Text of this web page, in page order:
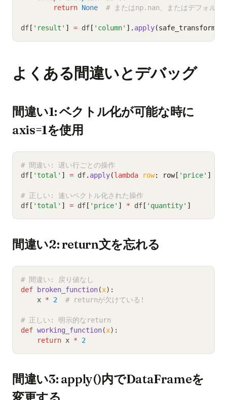
return None # またはnp.nan、またはデフォルト
df [ 'result' ] = df [ 'column' ]. apply(safe_transform)
よくある間違いとデバッグ
間違い1: ベクトル化が可能な時に
axis=1を使用
# 間違い: 遅い行ごとの操作
df [ 'total' ] = df. apply(lambda row: row[ 'price' ]
# 正しい: 速いベクトル化された操作
df [ 'total' ] = df [ 'price' ] * df [ 'quantity' ]
間違い2: return文を忘れる
# 間違い: 戻り値なし
def
broken_function(x):
    x
* 2 # returnが欠けている!
# 正しい: 明示的なreturn
def working_function(x):
return x * 2
間違い3: apply()内でDataFrameを